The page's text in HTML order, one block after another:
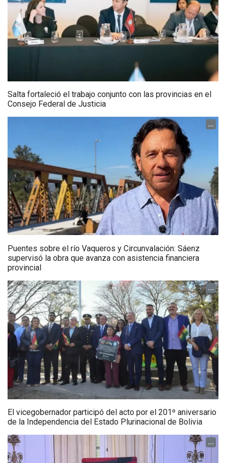
Salta fortaleció el trabajo conjunto con las provincias en el
Consejo Federal de Justicia
...
Puentes sobre el río Vaqueros y Circunvalación: Sáenz
supervisó la obra que avanza con asistencia financiera
provincial
...
El vicegobernador participó del acto por el 201º aniversario
de la Independencia del Estado Plurinacional de Bolivia
...